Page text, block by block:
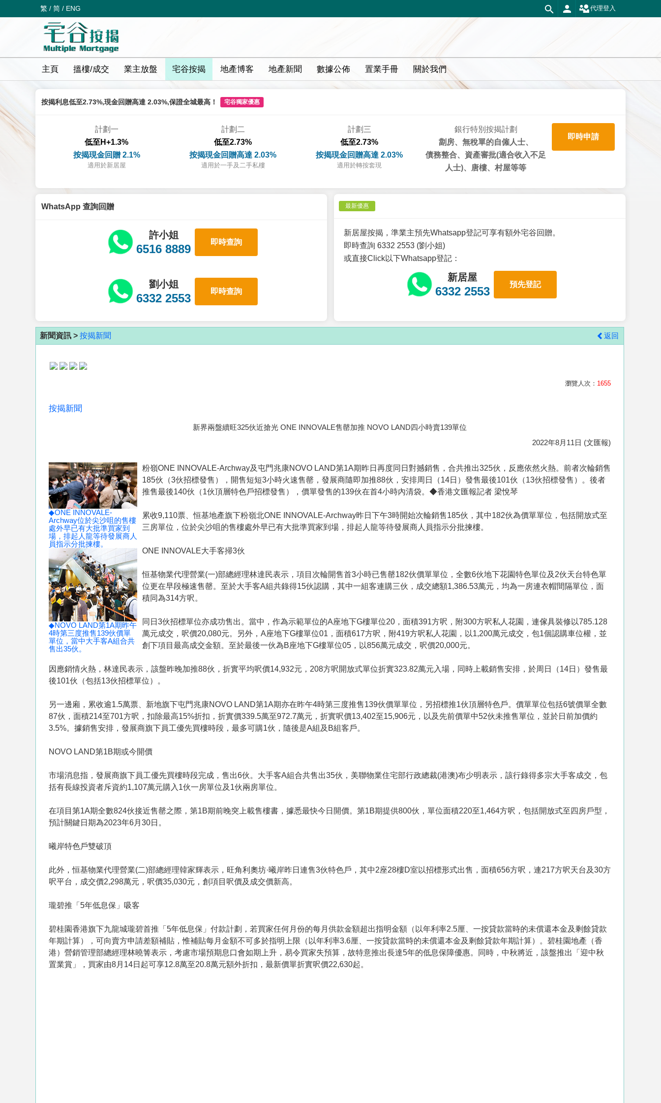
繁 / 简 / ENG 代理登入
主頁 搵樓/成交 業主放盤 宅谷按揭 地產博客 地產新聞 數據公佈 置業手冊 關於我們
按揭利息低至2.73%,現金回贈高達 2.03%,保證全城最高！ 宅谷獨家優惠
計劃一
低至H+1.3%
按揭現金回贈 2.1%
適用於新居屋
計劃二
低至2.73%
按揭現金回贈高達 2.03%
適用於一手及二手私樓
計劃三
低至2.73%
按揭現金回贈高達 2.03%
適用於轉按套現
銀行特別按揭計劃
劏房、無稅單的自僱人士、
債務整合、資產審批(適合收入不足
人士)、唐樓、村屋等等
即時申請
WhatsApp 查詢回贈
許小姐
6516 8889
即時查詢
劉小姐
6332 2553
即時查詢
最新優惠
新居屋按揭，準業主預先Whatsapp登記可享有額外宅谷回贈。
即時查詢 6332 2553 (劉小姐)
或直接Click以下Whatsapp登記：
新居屋
6332 2553
預先登記
新聞資訊 > 按揭新聞 返回
瀏覽人次： 1655
按揭新聞
新界兩盤續旺325伙近搶光 ONE INNOVALE售罄加推 NOVO LAND四小時賣139單位
2022年8月11日 (文匯報)
◆ONE INNOVALE-
Archway位於尖沙咀的售樓
處外早已有大批準買家到
場，排起人龍等待發展商人
員指示分批揀樓。
◆NOVO LAND第1A期昨午
4時第三度推售139伙價單
單位，當中大手客A組合共
售出35伙。
粉嶺ONE INNOVALE-Archway及屯門兆康NOVO LAND第1A期昨日再度同日對撼銷售，合共推出325伙，反應依然火熱。前者次輪銷售
185伙（3伙招標發售），開售短短3小時火速售罄，發展商隨即加推88伙，安排周日（14日）發售最後101伙（13伙招標發售）。後者
推售最後140伙（1伙頂層特色戶招標發售），價單發售的139伙在首4小時內清袋。◆香港文匯報記者 梁悅琴
累收9,110票、恒基地產旗下粉嶺北ONE INNOVALE-Archway昨日下午3時開始次輪銷售185伙，其中182伙為價單單位，包括開放式至
三房單位，位於尖沙咀的售樓處外早已有大批準買家到場，排起人龍等待發展商人員指示分批揀樓。
ONE INNOVALE大手客掃3伙
恒基物業代理營業(一)部總經理林達民表示，項目次輪開售首3小時已售罄182伙價單單位，全數6伙地下花園特色單位及2伙天台特色單
位更在早段極速售罄。至於大手客A組共錄得15伙認購，其中一組客連購三伙，成交總額1,386.53萬元，均為一房連衣帽間隔單位，面
積同為314方呎。
同日3伙招標單位亦成功售出。當中，作為示範單位的A座地下G樓單位20，面積391方呎，附300方呎私人花園，連傢具裝修以785.128
萬元成交，呎價20,080元。另外，A座地下G樓單位01，面積617方呎，附419方呎私人花園，以1,200萬元成交，包1個認購車位權，並
創下項目最高成交金額。至於最後一伙為B座地下G樓單位05，以856萬元成交，呎價20,000元。
因應銷情火熱，林達民表示，該盤昨晚加推88伙，折實平均呎價14,932元，208方呎開放式單位折實323.82萬元入場，同時上載銷售安排，於周日（14日）發售最
後101伙（包括13伙招標單位）。
另一邊廂，累收逾1.5萬票、新地旗下屯門兆康NOVO LAND第1A期亦在昨午4時第三度推售139伙價單單位，另招標推1伙頂層特色戶。價單單位包括6號價單全數
87伙，面積214至701方呎，扣除最高15%折扣，折實價339.5萬至972.7萬元，折實呎價13,402至15,906元，以及先前價單中52伙未推售單位，並於日前加價約
3.5%。據銷售安排，發展商旗下員工優先買樓時段，最多可購1伙，隨後是A組及B組客戶。
NOVO LAND第1B期或今開價
市場消息指，發展商旗下員工優先買樓時段完成，售出6伙。大手客A組合共售出35伙，美聯物業住宅部行政總裁(港澳)布少明表示，該行錄得多宗大手客成交，包
括有長線投資者斥資約1,107萬元購入1伙一房單位及1伙兩房單位。
在項目第1A期全數824伙接近售罄之際，第1B期前晚突上載售樓書，據悉最快今日開價。第1B期提供800伙，單位面積220至1,464方呎，包括開放式至四房戶型，
預計關鍵日期為2023年6月30日。
曦岸特色戶雙破頂
此外，恒基物業代理營業(二)部總經理韓家輝表示，旺角利奧坊·曦岸昨日連售3伙特色戶，其中2座28樓D室以招標形式出售，面積656方呎，連217方呎天台及30方
呎平台，成交價2,298萬元，呎價35,030元，創項目呎價及成交價新高。
瓏碧推「5年低息保」吸客
碧桂園香港旗下九龍城瓏碧首推「5年低息保」付款計劃，若買家任何月份的每月供款金額超出指明金額（以年利率2.5厘、一按貸款當時的未償還本金及剩餘貸款
年期計算），可向賣方申請差額補貼，惟補貼每月金額不可多於指明上限（以年利率3.6厘、一按貸款當時的未償還本金及剩餘貸款年期計算）。碧桂園地產（香
港）營銷管理部總經理林曉箐表示，考慮市場預期息口會如期上升，易令買家失預算，故特意推出長達5年的低息保障優惠。同時，中秋將近，該盤推出「迎中秋
置業賞」，買家由8月14日起可享12.8萬至20.8萬元額外折扣，最新價單折實呎價22,630起。